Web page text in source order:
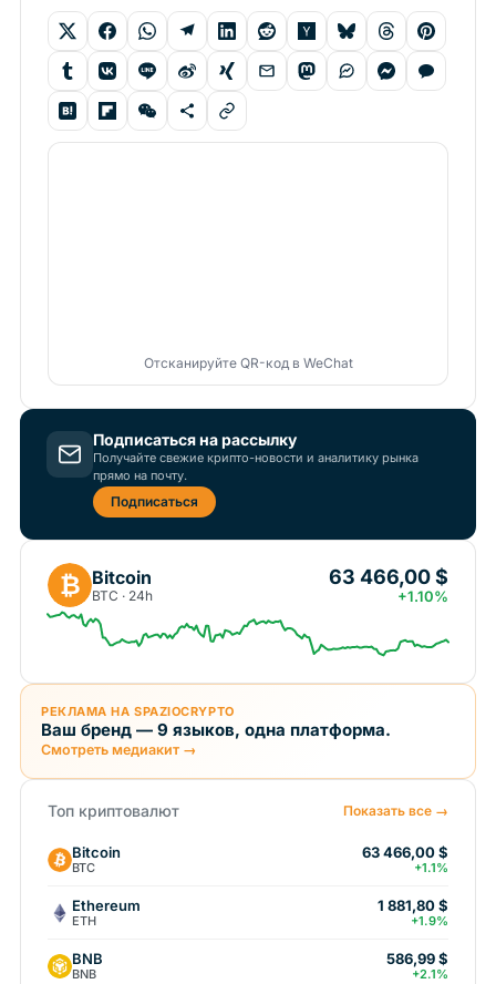
Отсканируйте QR-код в WeChat
Подписаться на рассылку
Получайте свежие крипто-новости и аналитику рынка
прямо на почту.
Подписаться
₿ Bitcoin
BTC · 24h
63 466,00 $
+1.10%
РЕКЛАМА НА SPAZIOCRYPTO
Ваш бренд — 9 языков, одна платформа.
Смотреть медиакит →
Топ криптовалют Показать все →
Bitcoin
BTC
63 466,00 $
+1.1%
Ethereum
ETH
1 881,80 $
+1.9%
BNB
BNB
586,99 $
+2.1%